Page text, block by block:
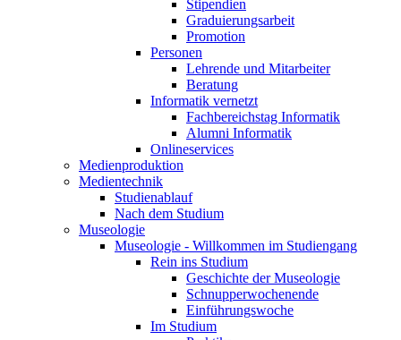
Stipendien
Graduierungsarbeit
Promotion
Personen
Lehrende und Mitarbeiter
Beratung
Informatik vernetzt
Fachbereichstag Informatik
Alumni Informatik
Onlineservices
Medienproduktion
Medientechnik
Studienablauf
Nach dem Studium
Museologie
Museologie - Willkommen im Studiengang
Rein ins Studium
Geschichte der Museologie
Schnupperwochenende
Einführungswoche
Im Studium